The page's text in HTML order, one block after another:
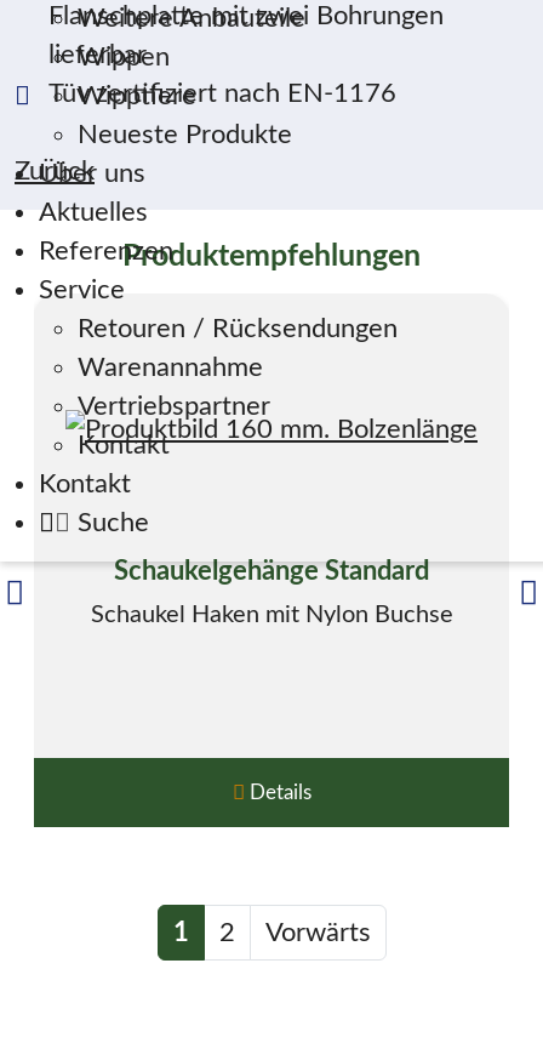
Weitere Anbauteile
Wippen
Wipptiere
Neueste Produkte
Über uns
Aktuelles
Referenzen
Service
Retouren / Rücksendungen
Warenannahme
Vertriebspartner
Kontakt
Kontakt
Suche
Flanschplatte mit zwei Bohrungen
lieferbar
Tüv zertifiziert nach EN-1176
Zurück
Produktempfehlungen
Schaukelgehänge Standard
Schaukel Haken mit Nylon Buchse
Details
1 2 Vorwärts